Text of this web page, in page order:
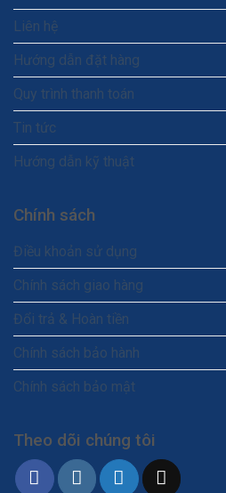
Liên hệ
Hướng dẫn đặt hàng
Quy trình thanh toán
Tin tức
Hướng dẫn kỹ thuật
Chính sách
Điều khoản sử dụng
Chính sách giao hàng
Đổi trả & Hoàn tiền
Chính sách bảo hành
Chính sách bảo mật
Theo dõi chúng tôi